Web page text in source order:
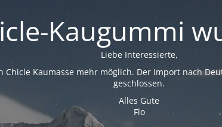
Kaugummi
Liebe Interessierte,
Chicle Kaumasse mehr möglich. Der Import nach
geschlossen.
Alles Gute
Flo